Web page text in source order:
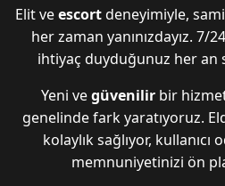
Elit veescortdeneyimiyle,
her zaman yanınızdayız. 7/
ihtiyaç duyduğunuz her an
Yeni vegüvenilirbir hizmet
genelinde fark yaratıyoruz.
kolaylık sağlıyor, kullanıcı
memnuniyetinizi ön